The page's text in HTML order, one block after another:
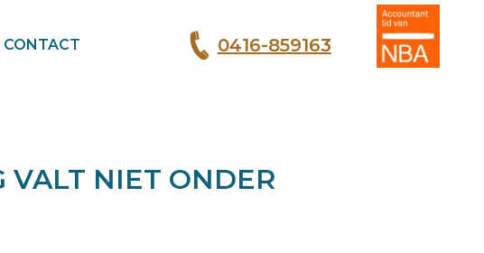
CONTACT 0416-859163
VALT NIET ONDER